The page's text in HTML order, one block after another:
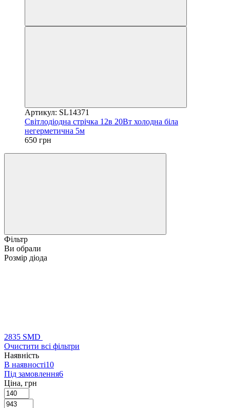
Артикул: SL14371
Світлодіодна стрічка 12в 20Вт холодна біла
негерметична 5м
650 грн
Фільтр
Ви обрали
Розмір діода
2835 SMD
Очистити всі фільтри
Наявність
В наявності10
Під замовлення6
Ціна, грн